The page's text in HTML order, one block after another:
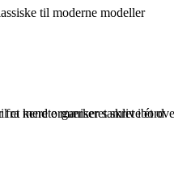
til moderne modeller
fra kendte mærker samlet i ét
et mere organiseret skrivebord